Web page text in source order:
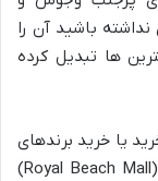
باشید آن را
ها تبدیل کرده
یا خرید برندهای
بین المللی هستند مرکز خرید رویال بیچ مال (Royal Beach Mall)